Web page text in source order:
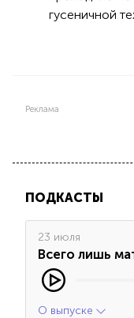
гусеничной
Реклама
ПОДКАСТЫ
23 июля
Всего лишь
О выпуске